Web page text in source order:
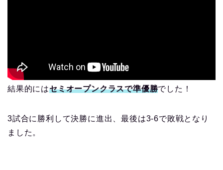
結果的にはセミオープンクラスで準優勝でした！
3試合に勝利して決勝に進出、最後は3-6で敗戦となり
ました。